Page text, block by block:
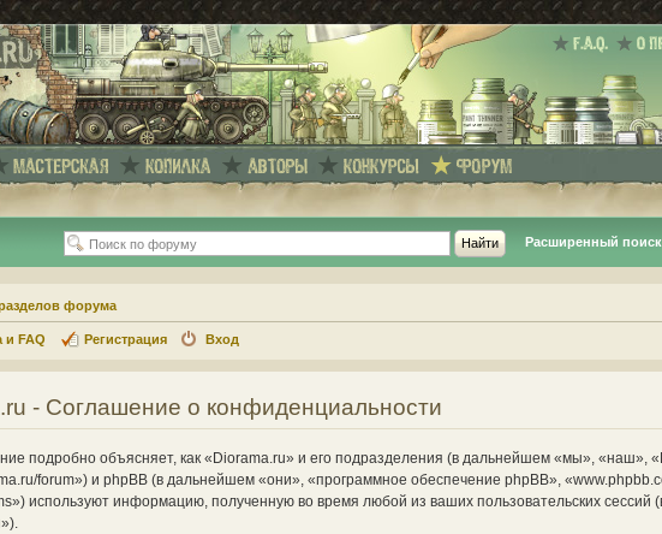
Расширенный поиск
форума
и FAQ Регистрация Вход
- Соглашение о конфиденциальности
подробно объясняет, как «Diorama.ru» и его подразделения (в дальнейшем «мы», «наш»,
forum») и phpBB (в дальнейшем «они», «программное обеспечение phpBB»,
используют информацию, полученную во время любой из ваших пользовательских